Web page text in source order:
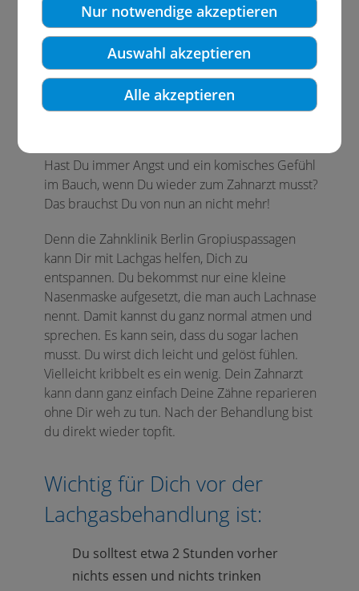
Nur notwendige akzeptieren
Auswahl akzeptieren
Alle akzeptieren
Lachgassedierung
Hast Du immer Angst und ein komisches Gefühl
im Bauch, wenn Du wieder zum Zahnarzt musst?
Das brauchst Du von nun an nicht mehr!
Denn die Zahnklinik Berlin Gropiuspassagen
kann Dir mit Lachgas helfen, Dich zu
entspannen. Du bekommst nur eine kleine
Nasenmaske aufgesetzt, die man auch Lachnase
nennt. Damit kannst du ganz normal atmen und
sprechen. Es kann sein, dass du sogar lachen
musst. Du wirst dich leicht und gelöst fühlen.
Vielleicht kribbelt es ein wenig. Dein Zahnarzt
kann dann ganz einfach Deine Zähne reparieren
ohne Dir weh zu tun. Nach der Behandlung bist
du direkt wieder topfit.
Wichtig für Dich vor der
Lachgasbehandlung ist:
Du solltest etwa 2 Stunden vorher
nichts essen und nichts trinken